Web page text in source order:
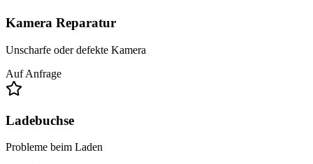
Kamera Reparatur
Unscharfe oder defekte Kamera
Auf Anfrage
Ladebuchse
Probleme beim Laden